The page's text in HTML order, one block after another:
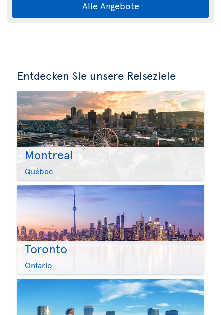
Alle Angebote
Entdecken Sie unsere Reiseziele
Montreal
Québec
Toronto
Ontario